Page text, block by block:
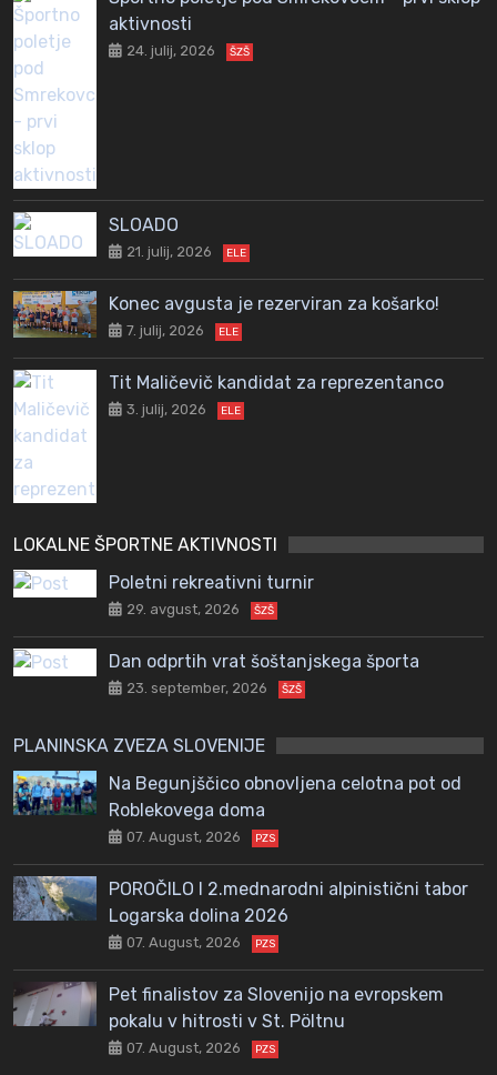
aktivnosti
24. julij, 2026 ŠZŠ
SLOADO
21. julij, 2026 ELE
Konec avgusta je rezerviran za košarko!
7. julij, 2026 ELE
Tit Maličevič kandidat za reprezentanco
3. julij, 2026 ELE
LOKALNE ŠPORTNE AKTIVNOSTI
Poletni rekreativni turnir
29. avgust, 2026 ŠZŠ
Dan odprtih vrat šoštanjskega športa
23. september, 2026 ŠZŠ
PLANINSKA ZVEZA SLOVENIJE
Na Begunjščico obnovljena celotna pot od
Roblekovega doma
07. August, 2026 PZS
POROČILO I 2.mednarodni alpinistični tabor
Logarska dolina 2026
07. August, 2026 PZS
Pet finalistov za Slovenijo na evropskem
pokalu v hitrosti v St. Pöltnu
07. August, 2026 PZS